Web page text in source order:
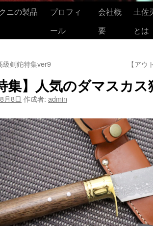
ニの製品
プロフィ
ール
会社概
要
土佐
とは
剣鉈特集ver9 【ア
集】人気のダマスカ
月8日 作成者: admin